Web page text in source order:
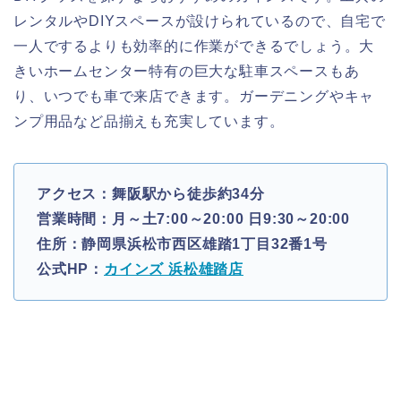
レンタルやDIYスペースが設けられているので、自宅で
一人でするよりも効率的に作業ができるでしょう。大
きいホームセンター特有の巨大な駐車スペースもあ
り、いつでも車で来店できます。ガーデニングやキャ
ンプ用品など品揃えも充実しています。
アクセス：舞阪駅から徒歩約34分
営業時間：月～土7:00～20:00 日9:30～20:00
住所：静岡県浜松市西区雄踏1丁目32番1号
公式HP： カインズ 浜松雄踏店